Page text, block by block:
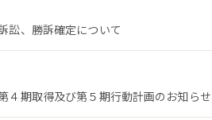
訟、勝訴確定について
４期取得及び第５期行動計画のお知らせ